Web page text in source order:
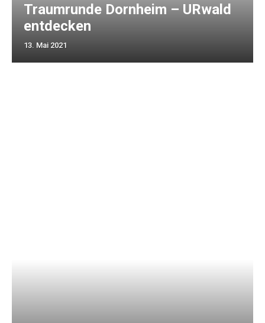
Traumrunde Dornheim – URwald
entdecken
13. Mai 2021